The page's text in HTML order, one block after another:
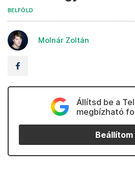
BELFÖLD
Molnár Zoltán
Állítsd be a
megbízható
Beállítom